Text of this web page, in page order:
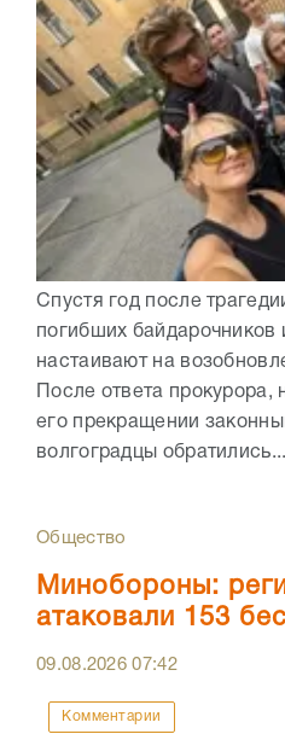
Спустя год после
погибших байдарочников
настаивают на
После ответа
его прекращении
волгоградцы обратились...
Общество
Минобороны:
атаковали 153
09.08.202607:42
Комментарии